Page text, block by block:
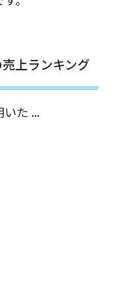
上ランキング
た ...